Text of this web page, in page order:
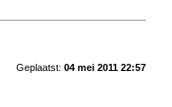
Geplaatst: 04 mei 2011 22:57